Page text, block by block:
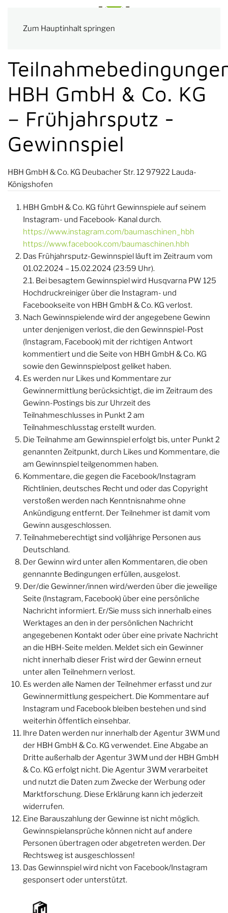
Zum Hauptinhalt springen
HBH GmbH & Co. KG
– Frühjahrsputz -
Gewinnspiel
HBH GmbH & Co. KG Deubacher Str. 12 97922 Lauda-
Königshofen
HBH GmbH & Co. KG führt Gewinnspiele auf seinem
Instagram- und Facebook- Kanal durch.
https://www.instagram.com/baumaschinen_hbh
https://www.facebook.com/baumaschinen.hbh
Das Frühjahrsputz-Gewinnspiel läuft im Zeitraum vom
01.02.2024 – 15.02.2024 (23:59 Uhr).
2.1. Bei besagtem Gewinnspiel wird Husqvarna PW 125
Hochdruckreiniger über die Instagram- und
Facebookseite von HBH GmbH & Co. KG verlost.
Nach Gewinnspielende wird der angegebene Gewinn
unter denjenigen verlost, die den Gewinnspiel-Post
(Instagram, Facebook) mit der richtigen Antwort
kommentiert und die Seite von HBH GmbH & Co. KG
sowie den Gewinnspielpost geliket haben.
Es werden nur Likes und Kommentare zur
Gewinnermittlung berücksichtigt, die im Zeitraum des
Gewinn-Postings bis zur Uhrzeit des
Teilnahmeschlusses in Punkt 2 am
Teilnahmeschlusstag erstellt wurden.
Die Teilnahme am Gewinnspiel erfolgt bis, unter Punkt 2
genannten Zeitpunkt, durch Likes und Kommentare, die
am Gewinnspiel teilgenommen haben.
Kommentare, die gegen die Facebook/Instagram
Richtlinien, deutsches Recht und oder das Copyright
verstoßen werden nach Kenntnisnahme ohne
Ankündigung entfernt. Der Teilnehmer ist damit vom
Gewinn ausgeschlossen.
Teilnahmeberechtigt sind volljährige Personen aus
Deutschland.
Der Gewinn wird unter allen Kommentaren, die oben
gennannte Bedingungen erfüllen, ausgelost.
Der/die Gewinner/innen wird/werden über die jeweilige
Seite (Instagram, Facebook) über eine persönliche
Nachricht informiert. Er/Sie muss sich innerhalb eines
Werktages an den in der persönlichen Nachricht
angegebenen Kontakt oder über eine private Nachricht
an die HBH-Seite melden. Meldet sich ein Gewinner
nicht innerhalb dieser Frist wird der Gewinn erneut
unter allen Teilnehmern verlost.
Es werden alle Namen der Teilnehmer erfasst und zur
Gewinnermittlung gespeichert. Die Kommentare auf
Instagram und Facebook bleiben bestehen und sind
weiterhin öffentlich einsehbar.
Ihre Daten werden nur innerhalb der Agentur 3WM und
der HBH GmbH & Co. KG verwendet. Eine Abgabe an
Dritte außerhalb der Agentur 3WM und der HBH GmbH
& Co. KG erfolgt nicht. Die Agentur 3WM verarbeitet
und nutzt die Daten zum Zwecke der Werbung oder
Marktforschung. Diese Erklärung kann ich jederzeit
widerrufen.
Eine Barauszahlung der Gewinne ist nicht möglich.
Gewinnspielansprüche können nicht auf andere
Personen übertragen oder abgetreten werden. Der
Rechtsweg ist ausgeschlossen!
Das Gewinnspiel wird nicht von Facebook/Instagram
gesponsert oder unterstützt.